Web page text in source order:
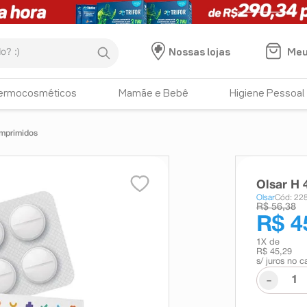
Nossas lojas
Mamãe e Bebê Higiene Pessoal
Olsar H
OlsarCód:
R$ 56,38
R$
1 X de
R$ 45,29
s/ juros no
-